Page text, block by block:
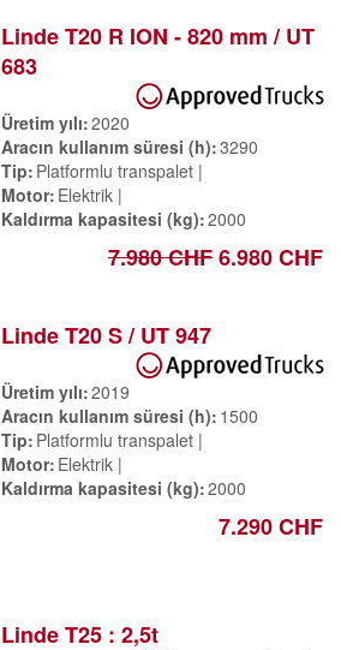
Linde T20 R ION - 820 mm / UT
683
Üretim yılı 2020
Aracın kullanım süresi (h) 3290
Tip Platformlu transpalet
Motor Elektrik
Kaldırma kapasitesi (kg) 2000
7.980 CHF6.980 CHF
Linde T20 S / UT 947
Üretim yılı 2019
Aracın kullanım süresi (h) 1500
Tip Platformlu transpalet
Motor Elektrik
Kaldırma kapasitesi (kg) 2000
7.290 CHF
Linde T25 : 2,5t